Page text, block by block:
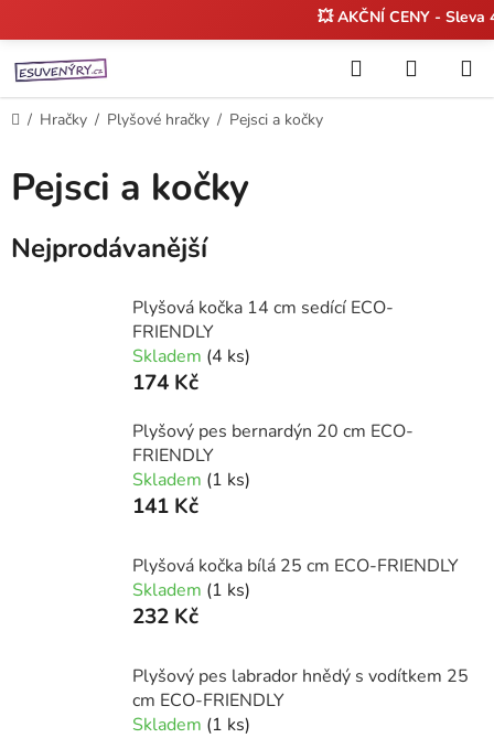
na
obsah
💥 AKČNÍ CENY - Sleva
Hledat
KOŠÍK
Domů
/ Hračky / Plyšové hračky / Pejsci a kočky
Pejsci a kočky
Nejprodávanější
Plyšová kočka 14 cm sedící ECO-
FRIENDLY
Skladem (4 ks)
174 Kč
Plyšový pes bernardýn 20 cm ECO-
FRIENDLY
Skladem (1 ks)
141 Kč
Plyšová kočka bílá 25 cm ECO-FRIENDLY
Skladem (1 ks)
232 Kč
Plyšový pes labrador hnědý s vodítkem 25
cm ECO-FRIENDLY
Skladem (1 ks)